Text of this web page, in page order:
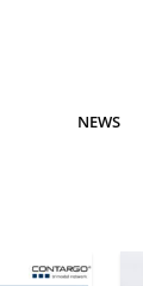
NEWS